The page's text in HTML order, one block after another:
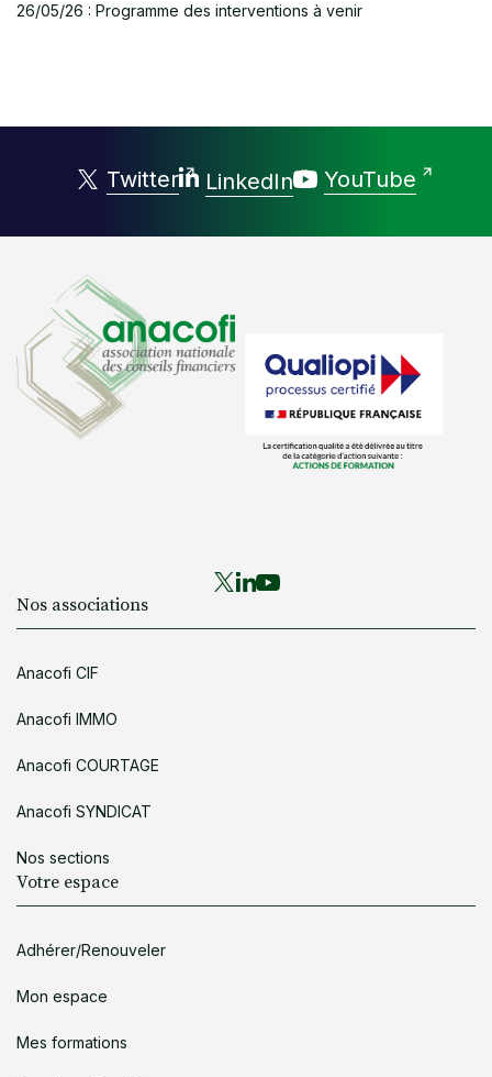
26/05/26 : Programme des interventions à venir
Twitter LinkedIn YouTube
Nos associations
Anacofi CIF
Anacofi IMMO
Anacofi COURTAGE
Anacofi SYNDICAT
Nos sections
Votre espace
Adhérer/Renouveler
Mon espace
Mes formations